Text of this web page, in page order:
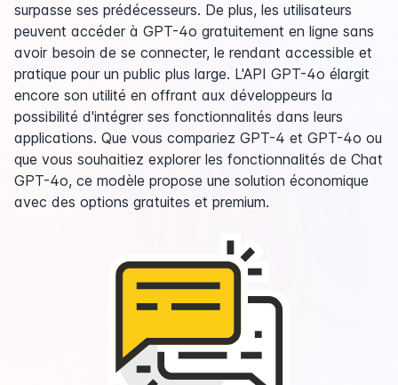
surpasse ses prédécesseurs. De plus, les utilisateurs
peuvent accéder à GPT-4o gratuitement en ligne sans
avoir besoin de se connecter, le rendant accessible et
pratique pour un public plus large. L'API GPT-4o élargit
encore son utilité en offrant aux développeurs la
possibilité d'intégrer ses fonctionnalités dans leurs
applications. Que vous compariez GPT-4 et GPT-4o ou
que vous souhaitiez explorer les fonctionnalités de Chat
GPT-4o, ce modèle propose une solution économique
avec des options gratuites et premium.